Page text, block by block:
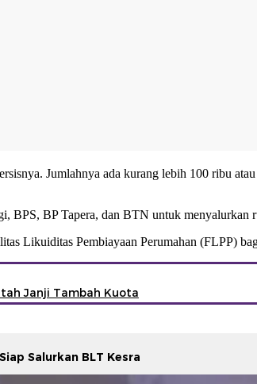
Jumlahnya ada kurang lebih 100 ribu
BPS, BP Tapera, dan BTN untuk menyalurkan
Likuiditas Pembiayaan Perumahan (FLPP)
Janji Tambah Kuota
Salurkan BLT Kesra